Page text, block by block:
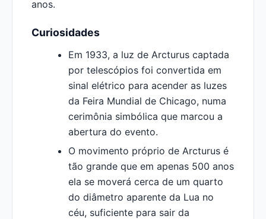
anos.
Curiosidades
Em 1933, a luz de Arcturus captada
por telescópios foi convertida em
sinal elétrico para acender as luzes
da Feira Mundial de Chicago, numa
cerimônia simbólica que marcou a
abertura do evento.
O movimento próprio de Arcturus é
tão grande que em apenas 500 anos
ela se moverá cerca de um quarto
do diâmetro aparente da Lua no
céu, suficiente para sair da